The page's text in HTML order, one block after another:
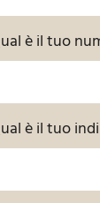
è il tuo
è il tuo